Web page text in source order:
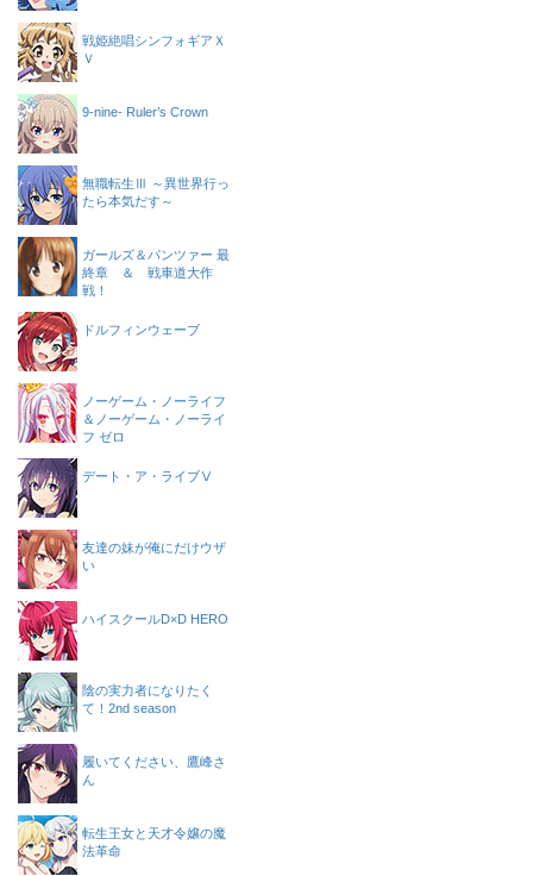
戦姫絶唱シンフォギアＸ
Ｖ
9-nine- Ruler’s Crown
無職転生Ⅲ ～異世界行っ
たら本気だす～
ガールズ＆パンツァー 最
終章 ＆ 戦車道大作
戦！
ドルフィンウェーブ
ノーゲーム・ノーライフ
＆ノーゲーム・ノーライ
フ ゼロ
デート・ア・ライブⅤ
友達の妹が俺にだけウザ
い
ハイスクールD×D HERO
陰の実力者になりたく
て！2nd season
履いてください、鷹峰さ
ん
転生王女と天才令嬢の魔
法革命